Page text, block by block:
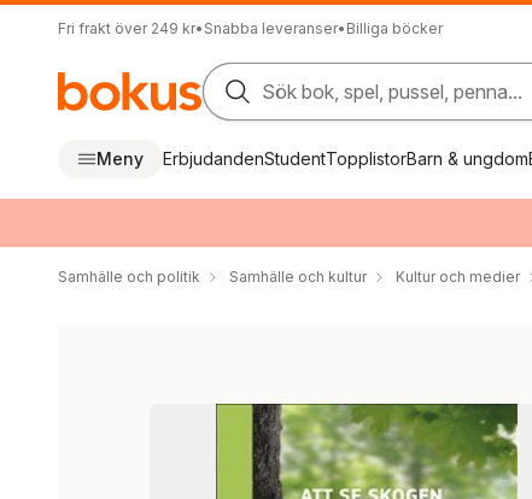
Fri frakt över 249 kr• Snabba leveranser• Billiga böcker
Sök bok, spel, pussel, penna...
Meny ErbjudandenStudentTopplistorBarn & ungdom
Samhälle och politik Samhälle och kultur Kultur och medier